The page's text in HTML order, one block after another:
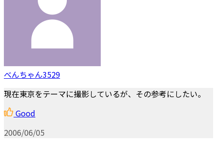
べんちゃん3529
現在東京をテーマに撮影しているが、その参考にしたい。
Good
2006/06/05